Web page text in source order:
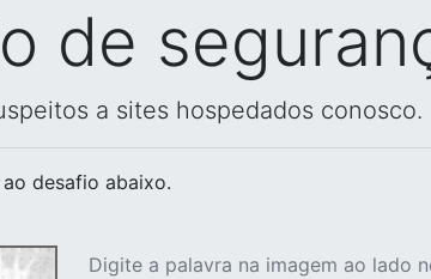
de
a sites hospedados conosco.
desafio abaixo.
Digite a palavra na imagem ao lado